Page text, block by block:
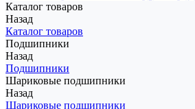
Каталог товаров
Назад
Каталог товаров
Подшипники
Назад
Подшипники
Шариковые подшипники
Назад
Шариковые подшипники